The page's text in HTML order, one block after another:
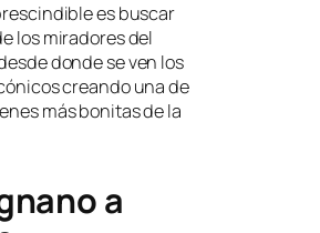
es buscar
los miradores del
donde se ven los
creando una de
más bonitas de la
a